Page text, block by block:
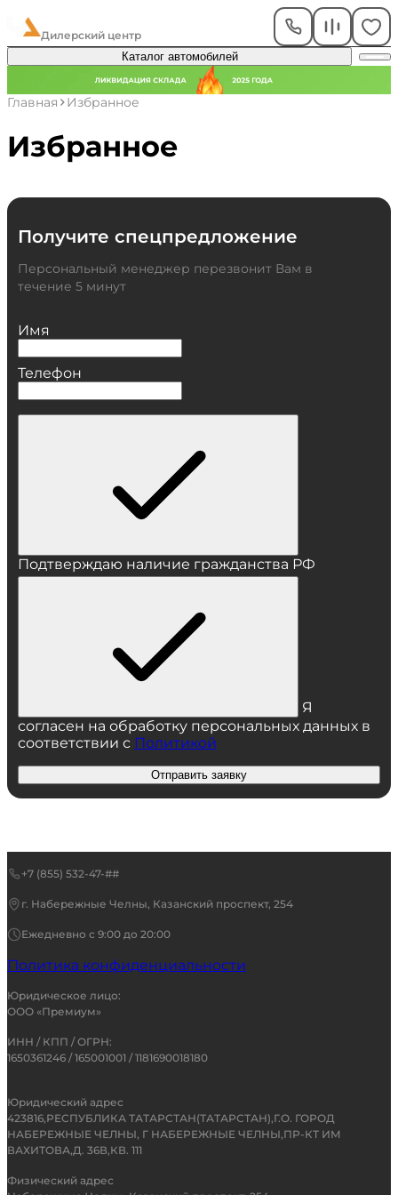
Дилерский центр
Каталог автомобилей
Главная Избранное
Избранное
Получите спецпредложение
Персональный менеджер перезвонит Вам в
течение 5 минут
Имя
Телефон
Подтверждаю наличие гражданства РФ
Я
согласен на обработку персональных данных в
соответствии с Политикой
Отправить заявку
+7 (855) 532-47-##
г. Набережные Челны, Казанский проспект, 254
Ежедневно с 9:00 до 20:00
Политика конфиденциальности
Юридическое лицо:
ООО «Премиум»
ИНН / КПП / ОГРН:
1650361246 / 165001001 / 1181690018180
Юридический адрес
423816,РЕСПУБЛИКА ТАТАРСТАН(ТАТАРСТАН),Г.О. ГОРОД
НАБЕРЕЖНЫЕ ЧЕЛНЫ, Г НАБЕРЕЖНЫЕ ЧЕЛНЫ,ПР-КТ ИМ
ВАХИТОВА,Д. 36В,КВ. 111
Физический адрес